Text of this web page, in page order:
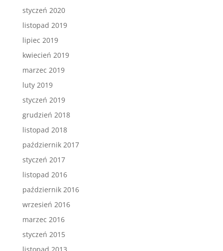
styczeń 2020
listopad 2019
lipiec 2019
kwiecień 2019
marzec 2019
luty 2019
styczeń 2019
grudzień 2018
listopad 2018
październik 2017
styczeń 2017
listopad 2016
październik 2016
wrzesień 2016
marzec 2016
styczeń 2015